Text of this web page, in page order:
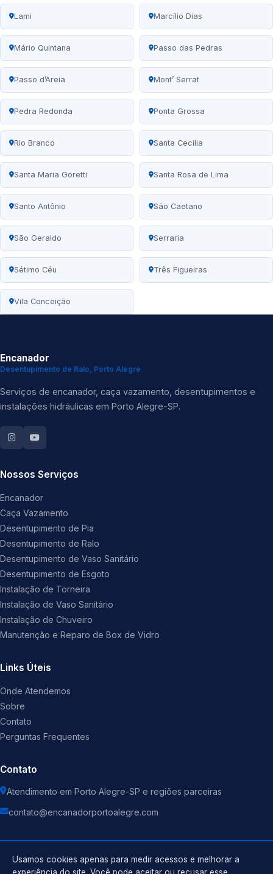
Lami Marcílio Dias
Mário Quintana Passo das Pedras
Passo d’Areia Mont’ Serrat
Pedra Redonda Ponta Grossa
Rio Branco Santa Cecília
Santa Maria Goretti Santa Rosa de Lima
Santo Antônio São Caetano
São Geraldo Serraria
Sétimo Céu Três Figueiras
Vila Conceição
Encanador
Desentupimento de Ralo, Porto Alegre
Serviços de encanador, caça vazamento, desentupimentos e
instalações hidráulicas em Porto Alegre-SP.
Nossos Serviços
Encanador
Caça Vazamento
Desentupimento de Pia
Desentupimento de Ralo
Desentupimento de Vaso Sanitário
Desentupimento de Esgoto
Instalação de Torneira
Instalação de Vaso Sanitário
Instalação de Chuveiro
Manutenção e Reparo de Box de Vidro
Links Úteis
Onde Atendemos
Sobre
Contato
Perguntas Frequentes
Contato
Atendimento em Porto Alegre-SP e regiões parceiras
contato@encanadorportoalegre.com
Usamos cookies apenas para medir acessos e melhorar a